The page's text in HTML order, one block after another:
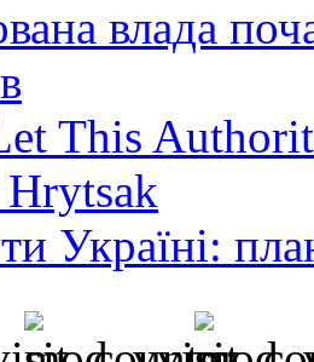
влада
This
Україні: